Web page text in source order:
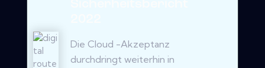
Die Cloud -Akzeptanz
durchdringt weiterhin in